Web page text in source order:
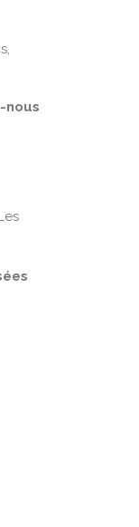
nous